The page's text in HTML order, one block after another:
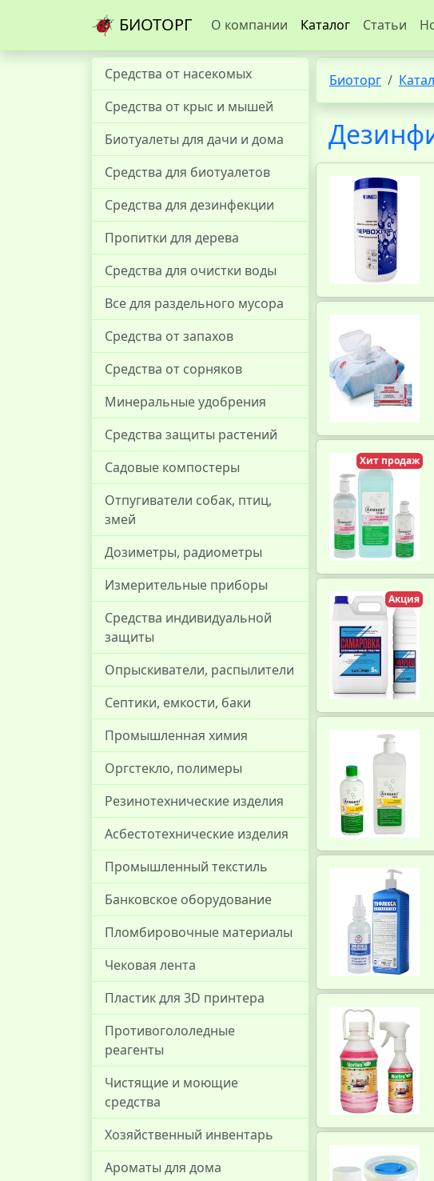
БИОТОРГ О компании Каталог Статьи
Средства от насекомых
Средства от крыс и мышей
Биотуалеты для дачи и дома
Средства для биотуалетов
Средства для дезинфекции
Пропитки для дерева
Средства для очистки воды
Все для раздельного мусора
Средства от запахов
Средства от сорняков
Минеральные удобрения
Средства защиты растений
Садовые компостеры
Отпугиватели собак, птиц,
змей
Дозиметры, радиометры
Измерительные приборы
Средства индивидуальной
защиты
Опрыскиватели, распылители
Септики, емкости, баки
Промышленная химия
Оргстекло, полимеры
Резинотехнические изделия
Асбестотехнические изделия
Промышленный текстиль
Банковское оборудование
Пломбировочные материалы
Чековая лента
Пластик для 3D принтера
Противогололедные
реагенты
Чистящие и моющие
средства
Хозяйственный инвентарь
Ароматы для дома
Биоторг
Хит продаж
Акция